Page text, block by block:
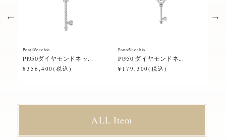
PonteVecchio
Pt950ダイヤモンドネッ...
¥356,400(税込)
PonteVecchio
Pt950 ダイヤモンドネ...
¥179,300(税込)
ALL Item